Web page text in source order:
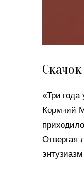
«Три года
Кормчий
Отвергая